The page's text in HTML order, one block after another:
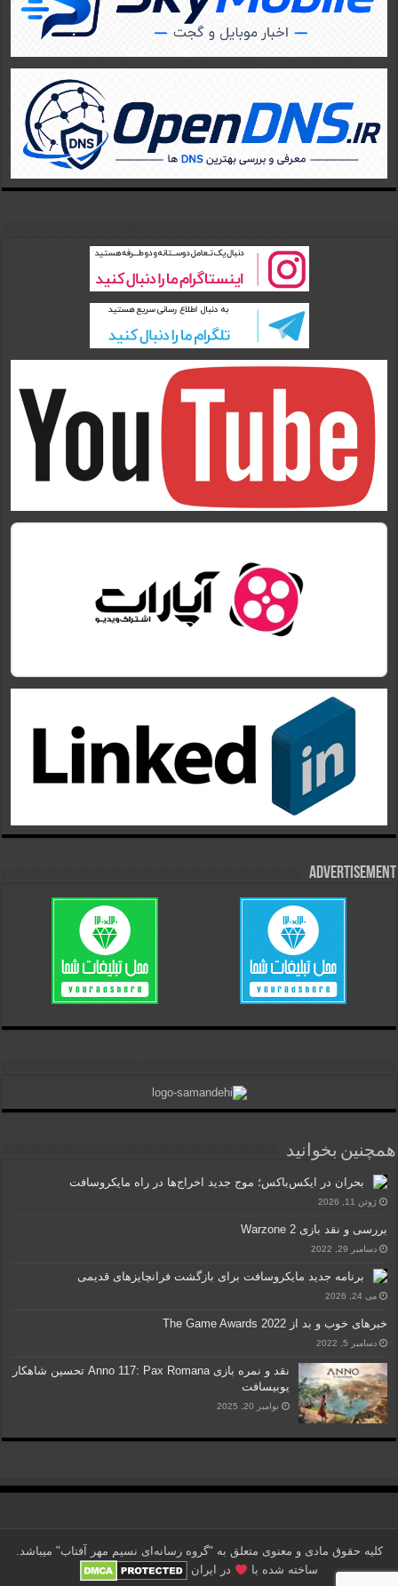
Advertisement
همچنین بخوانید
بحران در ایکس‌باکس؛ موج جدید اخراج‌ها در راه مایکروسافت
ژوئن 11, 2026
بررسی و نقد بازی Warzone 2
دسامبر 29, 2022
برنامه جدید مایکروسافت برای بازگشت فرانچایزهای قدیمی
می 24, 2026
خبرهای خوب و بد از The Game Awards 2022
دسامبر 5, 2022
نقد و نمره بازی Anno 117: Pax Romana تحسین شاهکار
یوبیسافت
نوامبر 20, 2025
کلیه حقوق مادی و معنوی متعلق به "گروه رسانه‌ای نسیم مهر آفتاب" می‎باشد.
ساخته شده با
در ایران